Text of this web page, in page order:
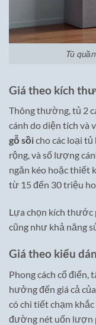
Tủ
Giá theo kích
Thông thường, tủ 2
cánh do diện tích và
gỗ sồicho các loại tủ
rộng, và số lượng
ngăn kéo hoặc thiết
từ 15 đến 30 triệu
Lựa chọn kích thước
cũng như khả năng
Giá theo kiểu
Phong cách cổ điển,
hưởng đến giá cả của
có chi tiết chạm
đường nét uốn lượn